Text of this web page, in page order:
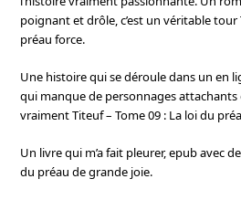
poignant et drôle, c’est un véritable tour
préau force.
Une histoire qui se déroule dans un en
qui manque de personnages
vraiment Titeuf – Tome 09 : La loi du
Un livre qui m’a fait pleurer, epub avec
du préau de grande joie.